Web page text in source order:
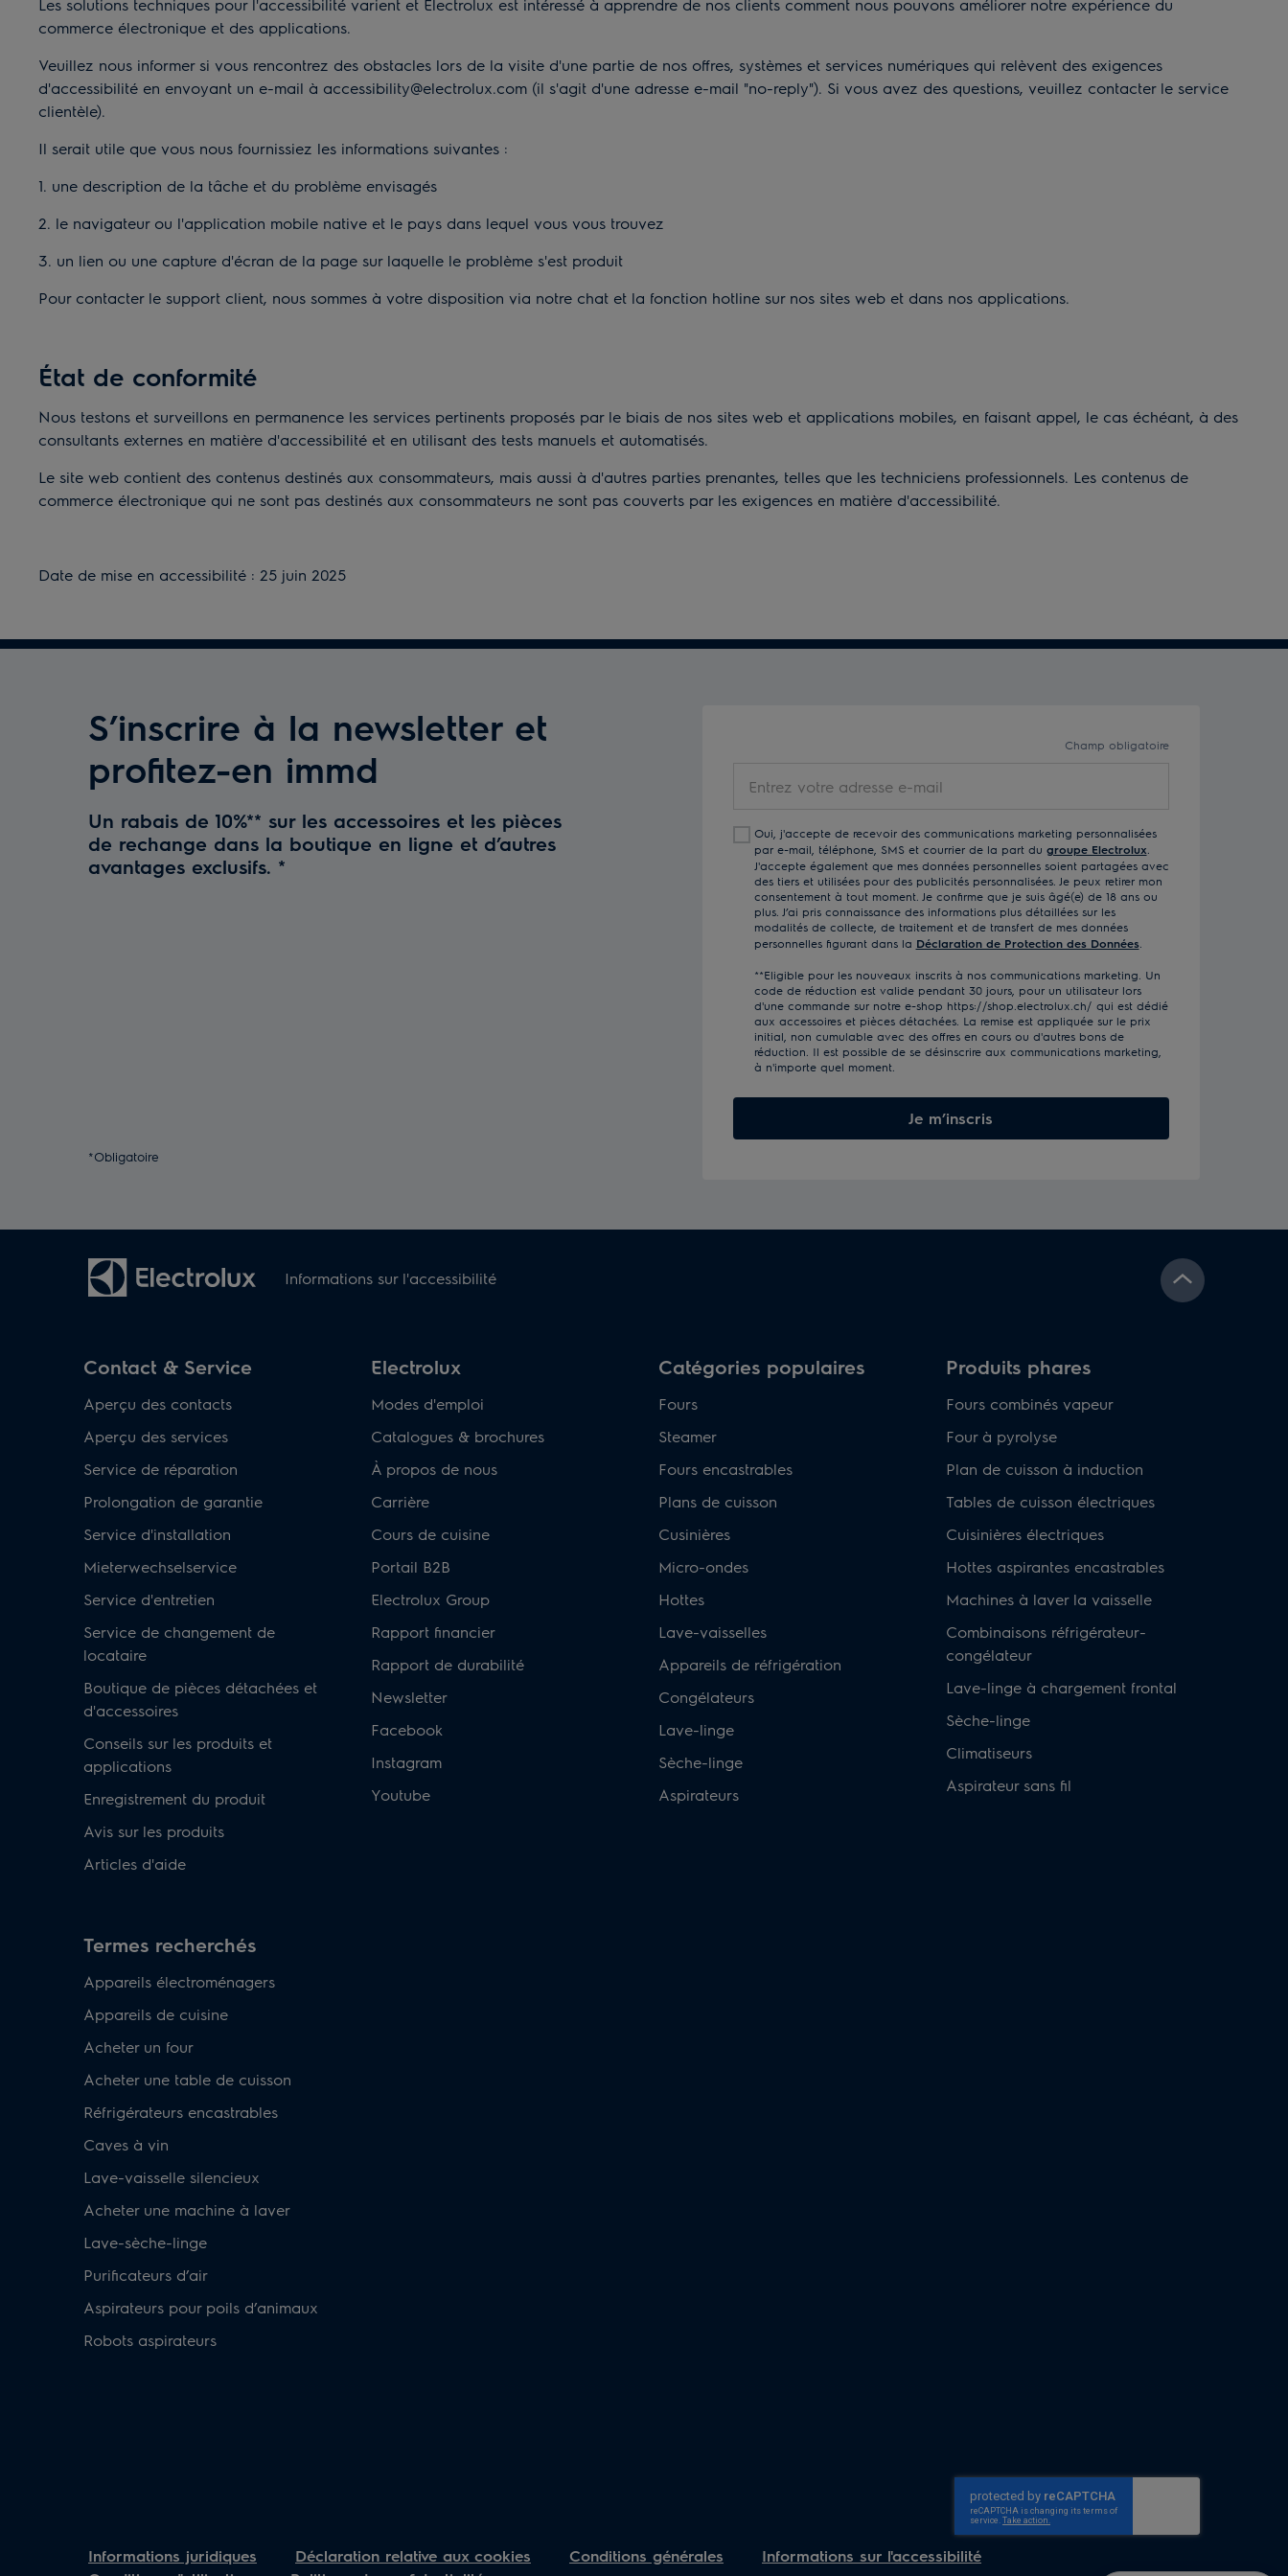
Les solutions techniques pour l'accessibilité varient et Electrolux est intéressé à apprendre de nos clients comment nous pouvons améliorer notre expérience du
commerce électronique et des applications.
Veuillez nous informer si vous rencontrez des obstacles lors de la visite d'une partie de nos offres, systèmes et services numériques qui relèvent des exigences
d'accessibilité en envoyant un e-mail à accessibility@electrolux.com (il s'agit d'une adresse e-mail "no-reply"). Si vous avez des questions, veuillez contacter le service
clientèle).
Il serait utile que vous nous fournissiez les informations suivantes :
1. une description de la tâche et du problème envisagés
2. le navigateur ou l'application mobile native et le pays dans lequel vous vous trouvez
3. un lien ou une capture d'écran de la page sur laquelle le problème s'est produit
Pour contacter le support client, nous sommes à votre disposition via notre chat et la fonction hotline sur nos sites web et dans nos applications.
État de conformité
Nous testons et surveillons en permanence les services pertinents proposés par le biais de nos sites web et applications mobiles, en faisant appel, le cas échéant, à des
consultants externes en matière d'accessibilité et en utilisant des tests manuels et automatisés.
Le site web contient des contenus destinés aux consommateurs, mais aussi à d'autres parties prenantes, telles que les techniciens professionnels. Les contenus de
commerce électronique qui ne sont pas destinés aux consommateurs ne sont pas couverts par les exigences en matière d'accessibilité.
Date de mise en accessibilité : 25 juin 2025
S’inscrire à la newsletter et
profitez-en immd
Un rabais de 10%** sur les accessoires et les pièces
de rechange dans la boutique en ligne et d’autres
avantages exclusifs. *
*Obligatoire
Champ obligatoire
votre
e-
mail
Oui, j'accepte de recevoir des communications marketing personnalisées
par e-mail, téléphone, SMS et courrier de la part du groupe Electrolux
J'accepte également que mes données personnelles soient partagées avec
des tiers et utilisées pour des publicités personnalisées. Je peux retirer mon
consentement à tout moment. Je confirme que je suis âgé(e) de 18 ans ou
plus. J’ai pris connaissance des informations plus détaillées sur les
modalités de collecte, de traitement et de transfert de mes données
personnelles figurant dans la Déclaration de Protection des Données.
**Eligible pour les nouveaux inscrits à nos communications marketing. Un
code de réduction est valide pendant 30 jours, pour un utilisateur lors
d'une commande sur notre e-shop https://shop.electrolux.ch/ qui est dédié
aux accessoires et pièces détachées. La remise est appliquée sur le prix
initial, non cumulable avec des offres en cours ou d'autres bons de
réduction. Il est possible de se désinscrire aux communications marketing,
à n'importe quel moment.
Je m’inscris
Informations sur l'accessibilité
Contact & Service
Aperçu des contacts
Aperçu des services
Service de réparation
Prolongation de garantie
Service d'installation
Mieterwechselservice
Service d'entretien
Service de changement de
locataire
Boutique de pièces détachées et
d'accessoires
Conseils sur les produits et
applications
Enregistrement du produit
Avis sur les produits
Articles d'aide
Electrolux
Modes d'emploi
Catalogues & brochures
À propos de nous
Carrière
Cours de cuisine
Portail B2B
Electrolux Group
Rapport financier
Rapport de durabilité
Newsletter
Facebook
Instagram
Youtube
Catégories populaires
Fours
Steamer
Fours encastrables
Plans de cuisson
Cusinières
Micro-ondes
Hottes
Lave-vaisselles
Appareils de réfrigération
Congélateurs
Lave-linge
Sèche-linge
Aspirateurs
Produits phares
Fours combinés vapeur
Four à pyrolyse
Plan de cuisson à induction
Tables de cuisson électriques
Cuisinières électriques
Hottes aspirantes encastrables
Machines à laver la vaisselle
Combinaisons réfrigérateur-
congélateur
Lave-linge à chargement frontal
Sèche-linge
Climatiseurs
Aspirateur sans fil
Termes recherchés
Appareils électroménagers
Appareils de cuisine
Acheter un four
Acheter une table de cuisson
Réfrigérateurs encastrables
Caves à vin
Lave-vaisselle silencieux
Acheter une machine à laver
Lave-sèche-linge
Purificateurs d’air
Aspirateurs pour poils d’animaux
Robots aspirateurs
Informations juridiques Déclaration relative aux cookies Conditions générales
Informations sur l'accessibilité